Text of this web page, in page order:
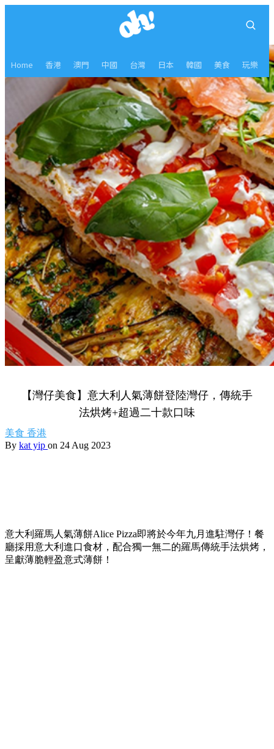
Home 香港 澳門 中國 台灣 日本 韓國 美食 玩樂
【灣仔美食】意大利人氣薄餅登陸灣仔，傳統手
法烘烤+超過二十款口味
美食 香港
By kat yip on 24 Aug 2023
意大利羅馬人氣薄餅Alice Pizza即將於今年九月進駐灣仔！餐
廳採用意大利進口食材，配合獨一無二的羅馬傳統手法烘烤，
呈獻薄脆輕盈意式薄餅！